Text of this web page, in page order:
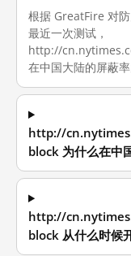
根据 GreatFire 对
最近一次测试，
http://
在中国大陆的屏蔽率
http://
block 为什么在中
http://
block 从什么时候